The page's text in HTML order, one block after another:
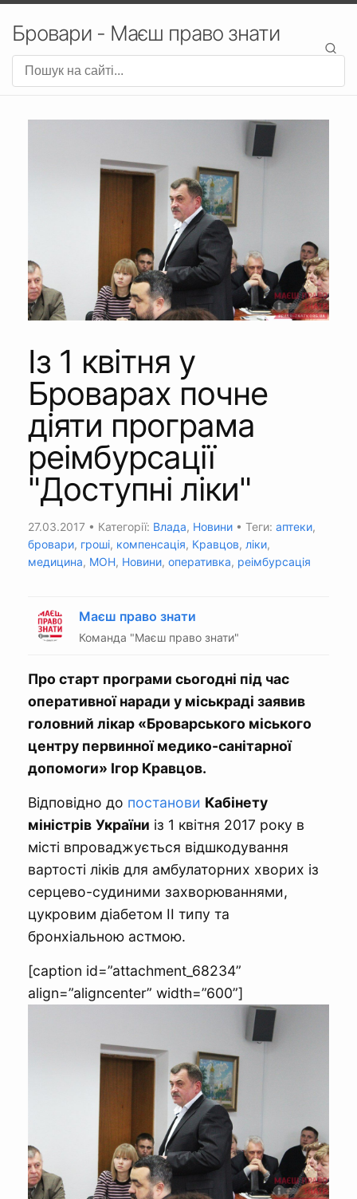
Бровари - Маєш право знати
Із 1 квітня у
Броварах почне
діяти програма
реімбурсації
"Доступні ліки"
27.03.2017 • Категорії: Влада, Новини • Теги: аптеки,
бровари, гроші, компенсація, Кравцов, ліки,
медицина, МОН, Новини, оперативка, реімбурсація
Маєш право знати
Команда "Маєш право знати"
Про старт програми сьогодні під час
оперативної наради у міськраді заявив
головний лікар «Броварського міського
центру первинної медико-санітарної
допомоги» Ігор Кравцов.
Відповідно до постанови Кабінету
міністрів України із 1 квітня 2017 року в
місті впроваджується відшкодування
вартості ліків для амбулаторних хворих із
серцево-судиними захворюваннями,
цукровим діабетом ІІ типу та
бронхіальною астмою.
[caption id=”attachment_68234”
align=”aligncenter” width=”600”]